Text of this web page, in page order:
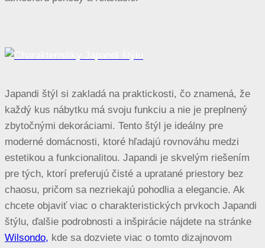
Japandi štýl si zakladá na praktickosti, čo znamená, že
každý kus nábytku má svoju funkciu a nie je preplnený
zbytočnými dekoráciami. Tento štýl je ideálny pre
moderné domácnosti, ktoré hľadajú rovnováhu medzi
estetikou a funkcionalitou. Japandi je skvelým riešením
pre tých, ktorí preferujú čisté a upratané priestory bez
chaosu, pričom sa nezriekajú pohodlia a elegancie. Ak
chcete objaviť viac o charakteristických prvkoch Japandi
štýlu, ďalšie podrobnosti a inšpirácie nájdete na stránke
Wilsondo, kde sa dozviete viac o tomto dizajnovom